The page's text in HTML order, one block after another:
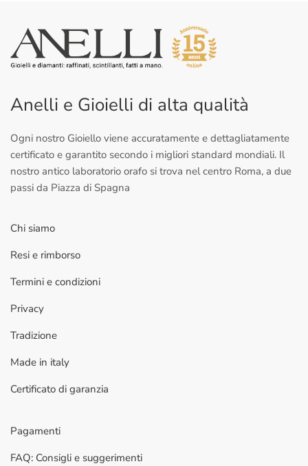
Anelli e Gioielli di alta qualità
Ogni nostro Gioiello viene accuratamente e dettagliatamente
certificato e garantito secondo i migliori standard mondiali. Il
nostro antico laboratorio orafo si trova nel centro Roma, a due
passi da Piazza di Spagna
Chi siamo
Resi e rimborso
Termini e condizioni
Privacy
Tradizione
Made in italy
Certificato di garanzia
Pagamenti
FAQ: Consigli e suggerimenti